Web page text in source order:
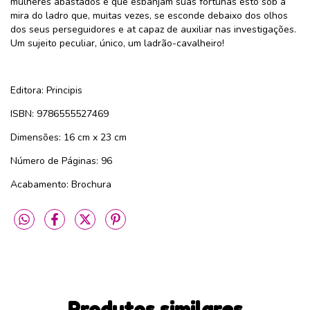
mira do ladro que, muitas vezes, se esconde debaixo dos olhos
dos seus perseguidores e at capaz de auxiliar nas investigações.
Um sujeito peculiar, único, um ladrão-cavalheiro!
Editora: Principis
ISBN: 9786555527469
Dimensões: 16 cm x 23 cm
Número de Páginas: 96
Acabamento: Brochura